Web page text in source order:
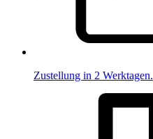
Zustellung in 2 Werktagen.